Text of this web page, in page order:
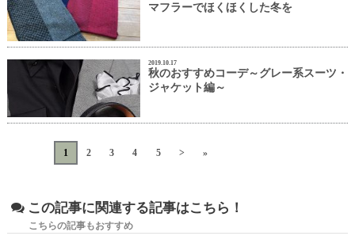
マフラーでほくほくした冬を
2019.10.17
秋のおすすめコーデ～グレー系スーツ・
ジャケット編～
1 2 3 4 5 > »
この記事に関連する記事はこちら！
こちらの記事もおすすめ